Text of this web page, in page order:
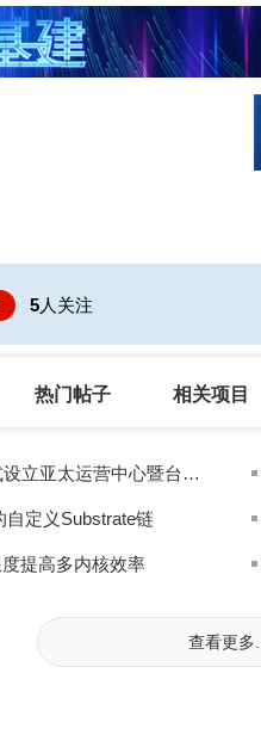
5人关注
热门帖子 相关项目
意大利商艾芯软件（Exein）正式设立亚太运营中心暨台北办公室 携手台湾硬件生态链引领全球运行时安全新标准
自定义Substrate链
提高多内核效率
查看更多